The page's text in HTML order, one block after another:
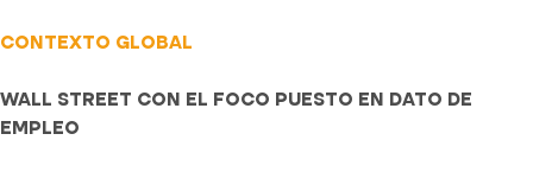
CONTEXTO GLOBAL
WALL STREET CON EL FOCO PUESTO EN DATO DE
EMPLEO